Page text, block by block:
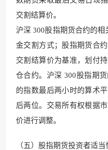
交割结算价。
沪深 300股指期货合约的
金交割方式；股指期货合
交割结算价为基准，划付
仓合约。沪深 300股指期
的指数最后两小时的算术
后两位。交易所有权根据
价进行调整。
（五）股指期货投资者适当